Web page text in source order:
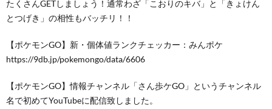
たくさんGETしましょう！通常わざ「こおりのキバ」と「きょけん
とつげき」の相性もバッチリ！！
【ポケモンGO】新・個体値ランクチェッカー：みんポケ
https://9db.jp/pokemongo/data/6606
【ポケモンGO】情報チャンネル「さん歩ケGO」というチャンネル
名で初めてYouTubeに配信致しました。